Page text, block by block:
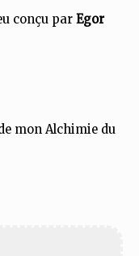
conçu par Egor
mon Alchimie du